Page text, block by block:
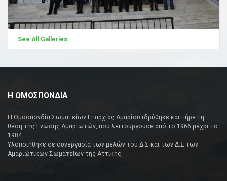
See All Galleries
Η ΟΜΟΣΠΟΝΔΙΑ
Η Ομοσπονδία Σωματείων Επαρχίας Αμαρίου ιδρύθηκε και πήρε τη
θέση της Ένωσης Αμαριωτών, που λειτουργούσε από το 1966 μέχρι το
1984.
Υλοποιήθηκε σε συνεργασία των μελών του Δ.Σ και των Δ.Σ των
Αμαριώτικων Σωματείων της Αττικής.